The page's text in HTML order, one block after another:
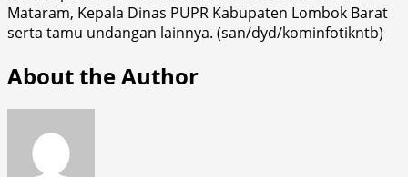
Mataram, Kepala Dinas PUPR Kabupaten Lombok Barat
serta tamu undangan lainnya. (san/dyd/kominfotikntb)
About the Author